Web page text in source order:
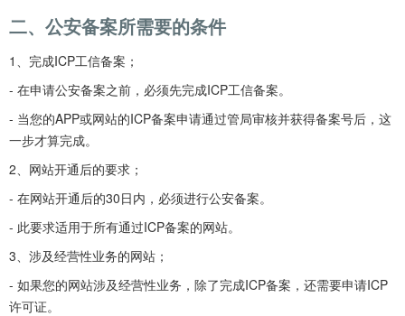
二、公安备案所需要的条件
1、完成ICP工信备案；
- 在申请公安备案之前，必须先完成ICP工信备案。
- 当您的APP或网站的ICP备案申请通过管局审核并获得备案号后，这
一步才算完成。
2、网站开通后的要求；
- 在网站开通后的30日内，必须进行公安备案。
- 此要求适用于所有通过ICP备案的网站。
3、涉及经营性业务的网站；
- 如果您的网站涉及经营性业务，除了完成ICP备案，还需要申请ICP
许可证。